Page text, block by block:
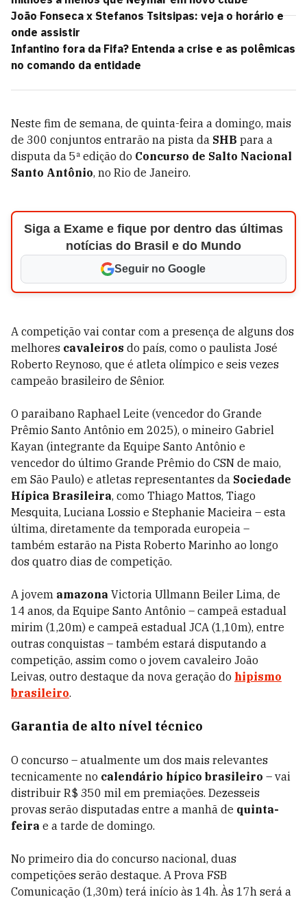
João Fonseca x Stefanos Tsitsipas: veja o horário e
onde assistir
Infantino fora da Fifa? Entenda a crise e as polêmicas
no comando da entidade
Neste fim de semana, de quinta-feira a domingo, mais
de 300 conjuntos entrarão na pista da SHB para a
disputa da 5ª edição do Concurso de Salto Nacional
Santo Antônio, no Rio de Janeiro.
Siga a Exame e fique por dentro das últimas
notícias do Brasil e do Mundo
Seguir no Google
A competição vai contar com a presença de alguns dos
melhores cavaleiros do país, como o paulista José
Roberto Reynoso, que é atleta olímpico e seis vezes
campeão brasileiro de Sênior.
O paraibano Raphael Leite (vencedor do Grande
Prêmio Santo Antônio em 2025), o mineiro Gabriel
Kayan (integrante da Equipe Santo Antônio e
vencedor do último Grande Prêmio do CSN de maio,
em São Paulo) e atletas representantes da Sociedade
Hípica Brasileira, como Thiago Mattos, Tiago
Mesquita, Luciana Lossio e Stephanie Macieira – esta
última, diretamente da temporada europeia –
também estarão na Pista Roberto Marinho ao longo
dos quatro dias de competição.
A jovem amazona Victoria Ullmann Beiler Lima, de
14 anos, da Equipe Santo Antônio – campeã estadual
mirim (1,20m) e campeã estadual JCA (1,10m), entre
outras conquistas – também estará disputando a
competição, assim como o jovem cavaleiro João
Leivas, outro destaque da nova geração do hipismo
brasileiro.
Garantia de alto nível técnico
O concurso – atualmente um dos mais relevantes
tecnicamente no calendário hípico brasileiro – vai
distribuir R$ 350 mil em premiações. Dezesseis
provas serão disputadas entre a manhã de quinta-
feira e a tarde de domingo.
No primeiro dia do concurso nacional, duas
competições serão destaque. A Prova FSB
Comunicação (1,30m) terá início às 14h. Às 17h será a